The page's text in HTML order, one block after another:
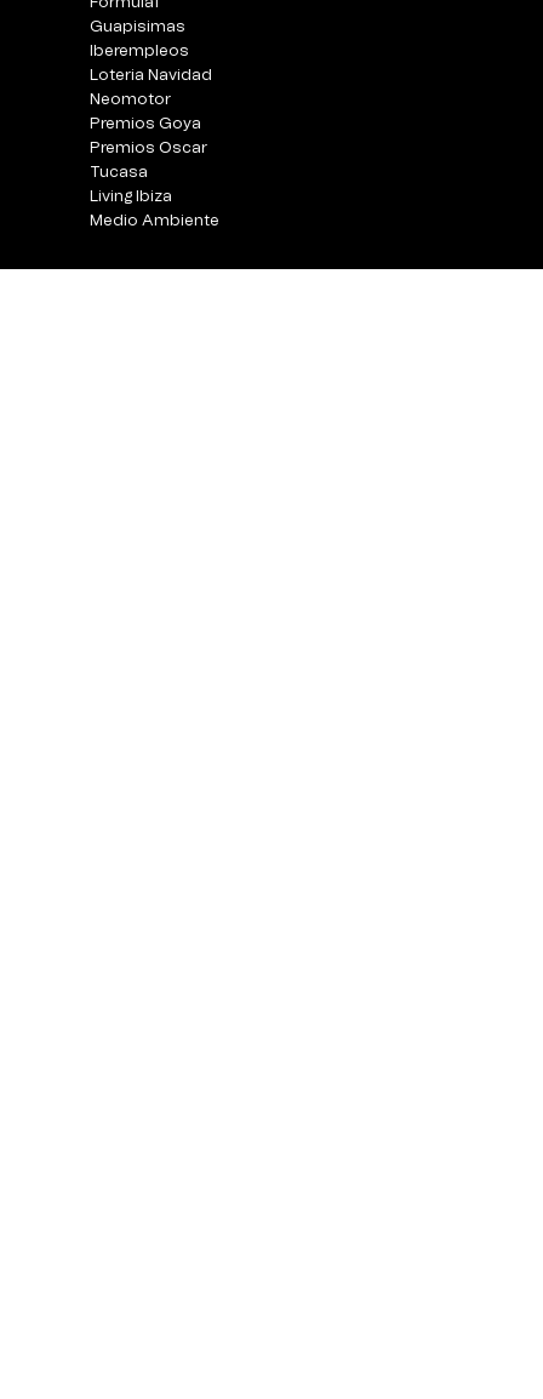
Guapisimas
Iberempleos
Loteria Navidad
Neomotor
Premios Goya
Premios Oscar
Tucasa
Living Ibiza
Medio Ambiente